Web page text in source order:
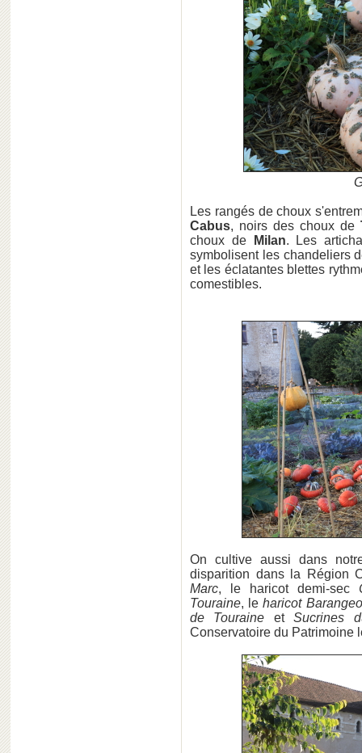
Les rangés de choux
Cabus, noirs des choux de
choux de
Milan. Les
symbolisent les chandeliers
et les éclatantes blettes
comestibles.
On cultive aussi dans
disparition dans la Région
Marc, le haricot demi-sec
Touraine, leharicot
de Touraine etSucrines
Conservatoire du Patrimoine